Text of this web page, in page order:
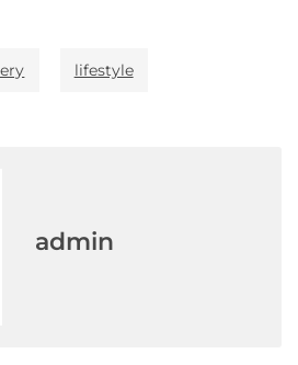
lifestyle
admin